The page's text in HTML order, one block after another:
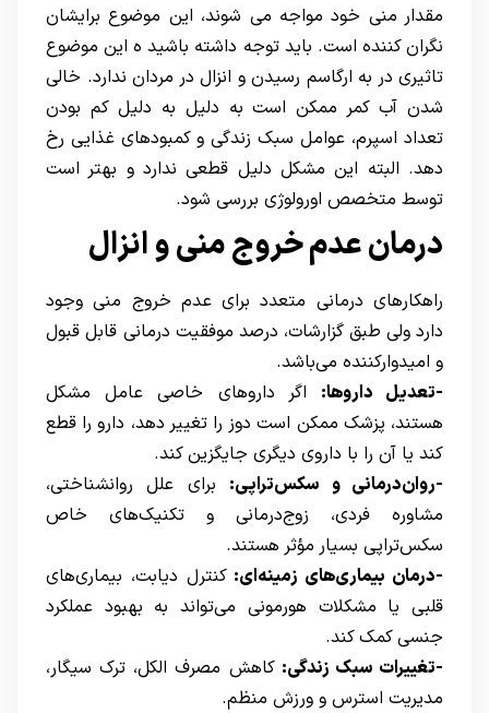
مقدار منی خود مواجه می شوند، این موضوع برایشان
نگران کننده است. باید توجه داشته باشید ه این موضوع
تاثیری در به ارگاسم رسیدن و انزال در مردان ندارد. خالی
شدن آب کمر ممکن است به دلیل به دلیل کم بودن
تعداد اسپرم، عوامل سبک زندگی و کمبودهای غذایی رخ
دهد. البته این مشکل دلیل قطعی ندارد و بهتر است
توسط متخصص اورولوژی بررسی شود.
درمان عدم خروج منی و انزال
راهکارهای درمانی متعدد برای عدم خروج منی وجود
دارد ولی طبق گزارشات، درصد موفقیت درمانی قابل قبول
و امیدوارکننده می‌باشد.
-تعدیل داروها: اگر داروهای خاصی عامل مشکل
هستند، پزشک ممکن است دوز را تغییر دهد، دارو را قطع
کند یا آن را با داروی دیگری جایگزین کند.
-روان‌درمانی و سکس‌تراپی: برای علل روانشناختی،
مشاوره فردی، زوج‌درمانی و تکنیک‌های خاص
سکس‌تراپی بسیار مؤثر هستند.
-درمان بیماری‌های زمینه‌ای: کنترل دیابت، بیماری‌های
قلبی یا مشکلات هورمونی می‌تواند به بهبود عملکرد
جنسی کمک کند.
-تغییرات سبک زندگی: کاهش مصرف الکل، ترک سیگار،
مدیریت استرس و ورزش منظم.